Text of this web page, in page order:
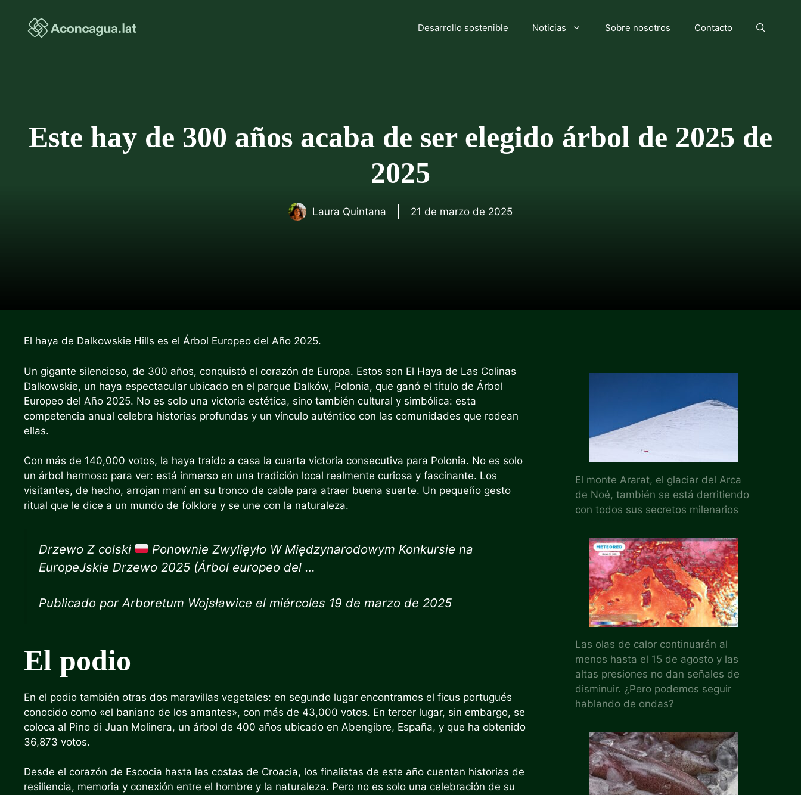
contenido
Desarrollo sostenible Noticias Sobre nosotros Contacto
Este hay de 300 años acaba de ser elegido árbol de 2025 de
2025
Laura Quintana 21 de marzo de 2025
El haya de Dalkowskie Hills es el Árbol Europeo del Año 2025.
Un gigante silencioso, de 300 años, conquistó el corazón de Europa. Estos son El Haya de Las Colinas
Dalkowskie, un haya espectacular ubicado en el parque Dalków, Polonia, que ganó el título de Árbol
Europeo del Año 2025. No es solo una victoria estética, sino también cultural y simbólica: esta
competencia anual celebra historias profundas y un vínculo auténtico con las comunidades que rodean
ellas.
Con más de 140,000 votos, la haya traído a casa la cuarta victoria consecutiva para Polonia. No es solo
un árbol hermoso para ver: está inmerso en una tradición local realmente curiosa y fascinante. Los
visitantes, de hecho, arrojan maní en su tronco de cable para atraer buena suerte. Un pequeño gesto
ritual que le dice a un mundo de folklore y se une con la naturaleza.
Drzewo Z colski
Ponownie Zwylięyło W Międzynarodowym Konkursie na
EuropeJskie Drzewo 2025 (Árbol europeo del …
Publicado por Arboretum Wojsławice el miércoles 19 de marzo de 2025
El podio
En el podio también otras dos maravillas vegetales: en segundo lugar encontramos el ficus portugués
conocido como «el baniano de los amantes», con más de 43,000 votos. En tercer lugar, sin embargo, se
coloca al Pino di Juan Molinera, un árbol de 400 años ubicado en Abengibre, España, y que ha obtenido
36,873 votos.
Desde el corazón de Escocia hasta las costas de Croacia, los finalistas de este año cuentan historias de
resiliencia, memoria y conexión entre el hombre y la naturaleza. Pero no es solo una celebración de su
El monte Ararat, el glaciar del Arca
de Noé, también se está derritiendo
con todos sus secretos milenarios
Las olas de calor continuarán al
menos hasta el 15 de agosto y las
altas presiones no dan señales de
disminuir. ¿Pero podemos seguir
hablando de ondas?